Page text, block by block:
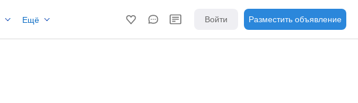
Ещё Войти Разместить объявление